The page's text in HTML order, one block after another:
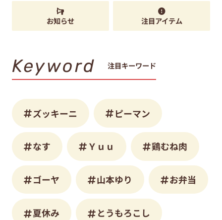
お知らせ 注目アイテム
Keyword 注目キーワード
ズッキーニ ピーマン
なす Ｙｕｕ 鶏むね肉
ゴーヤ 山本ゆり お弁当
夏休み とうもろこし